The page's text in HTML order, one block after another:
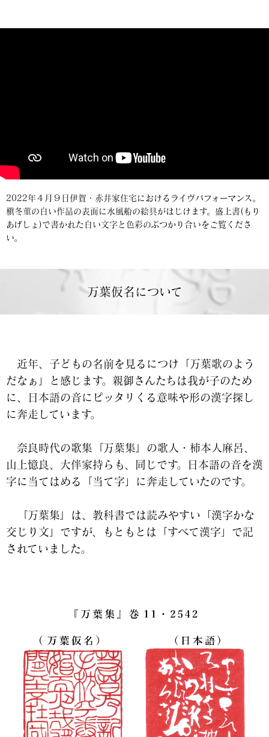
2022年４月９日伊賀・赤井家住宅におけるライヴパフォーマンス。
槇冬菫の白い作品の表面に水風船の絵具がはじけます。盛上書(もり
あげしょ)で書かれた白い文字と色彩のぶつかり合いをご覧くださ
い。
万葉仮名について
近年、子どもの名前を見るにつけ「万葉歌のよう
だなぁ」と感じます。親御さんたちは我が子のため
に、日本語の音にピッタリくる意味や形の漢字探し
に奔走しています。
奈良時代の歌集『万葉集』の歌人・柿本人麻呂、
山上憶良、大伴家持らも、同じです。日本語の音を漢
字に当てはめる「当て字」に奔走していたのです。
『万葉集』は、教科書では読みやすい「漢字かな
交じり文」ですが、もともとは「すべて漢字」で記
されていました。